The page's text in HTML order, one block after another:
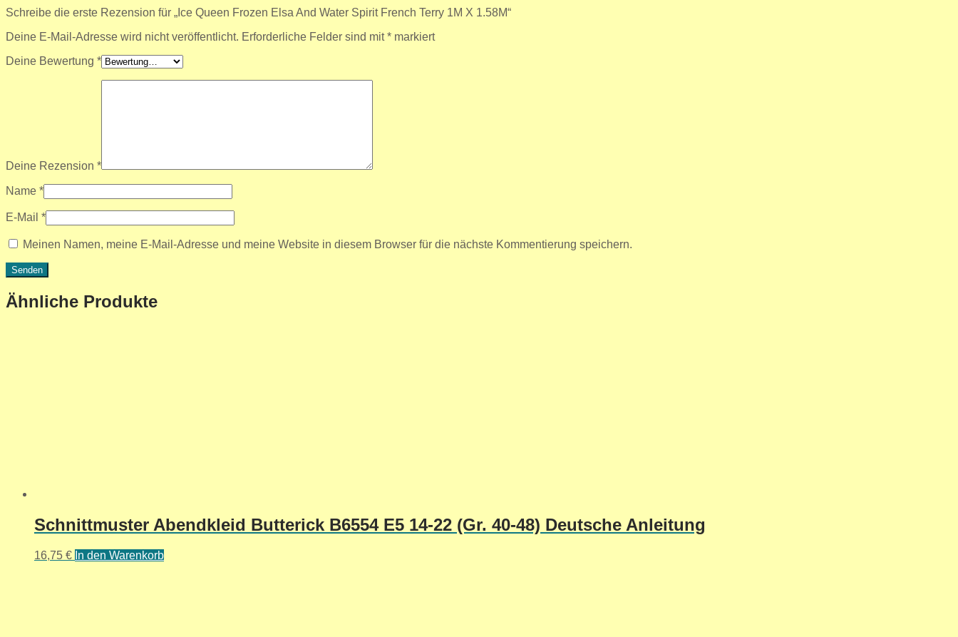
Schreibe die erste Rezension für „Ice Queen Frozen Elsa And Water Spirit French Terry 1M X 1.58M“
Deine E-Mail-Adresse wird nicht veröffentlicht. Erforderliche Felder sind mit* markiert
Deine Bewertung *
Deine Rezension *
Name *
E-Mail *
Meinen Namen, meine E-Mail-Adresse und meine Website in diesem Browser für die nächste Kommentierung speichern.
Ähnliche Produkte
Schnittmuster Abendkleid Butterick B6554 E5 14-22 (Gr. 40-48) Deutsche Anleitung
16,75 € In den Warenkorb